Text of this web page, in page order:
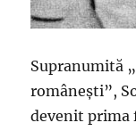
Supranumită
româneşti”,
devenit prima